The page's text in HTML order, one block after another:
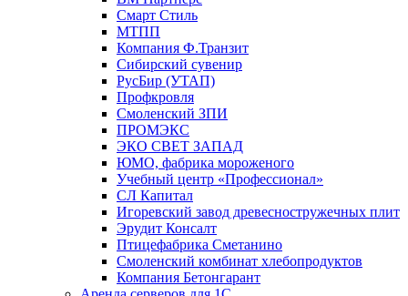
Смарт Стиль
МТПП
Компания Ф.Транзит
Сибирский сувенир
РусБир (УТАП)
Профкровля
Смоленский ЗПИ
ПРОМЭКС
ЭКО СВЕТ ЗАПАД
ЮМО, фабрика мороженого
Учебный центр «Профессионал»
СЛ Капитал
Игоревский завод древесностружечных плит
Эрудит Консалт
Птицефабрика Сметанино
Смоленский комбинат хлебопродуктов
Компания Бетонгарант